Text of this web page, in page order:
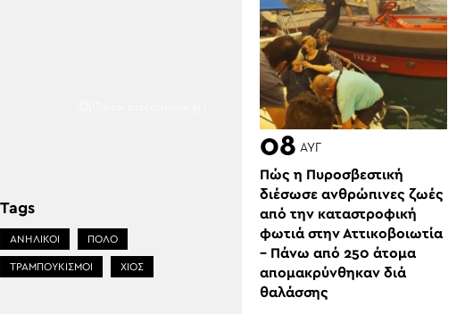
Tags
ΑΝΗΛΙΚΟΙ ΠΟΛΟ
ΤΡΑΜΠΟΥΚΙΣΜΟΙ ΧΙΟΣ
08 ΑΥΓ
Πώς η Πυροσβεστική
διέσωσε ανθρώπινες ζωές
από την καταστροφική
φωτιά στην Αττικοβοιωτία
– Πάνω από 250 άτομα
απομακρύνθηκαν διά
θαλάσσης